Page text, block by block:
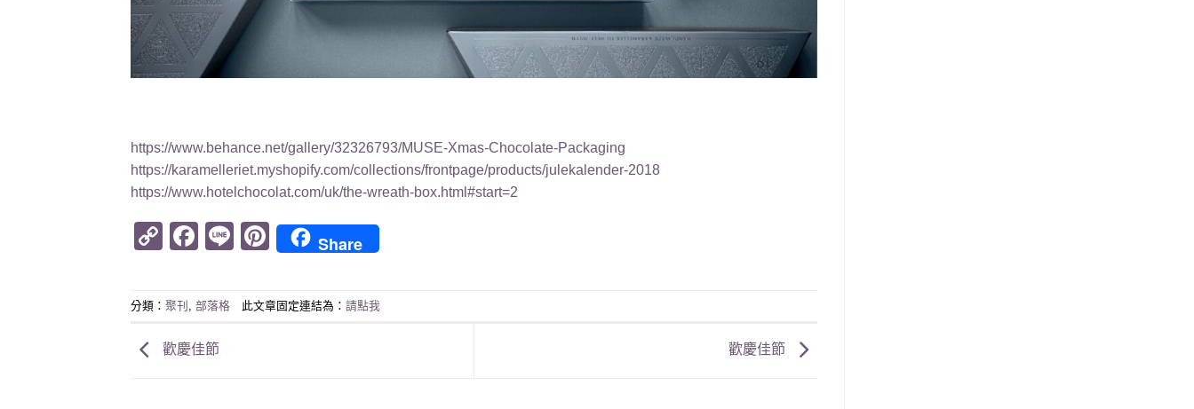
https://www.behance.net/gallery/32326793/MUSE-Xmas-Chocolate-Packaging
https://karamelleriet.myshopify.com/collections/frontpage/products/julekalender-2018
https://www.hotelchocolat.com/uk/the-wreath-box.html#start=2
CopyFacebook
LinePinterest
Share
分類： 聚刊 部落格 此文章固定連結為： 請點我
歡慶佳節 歡慶佳節